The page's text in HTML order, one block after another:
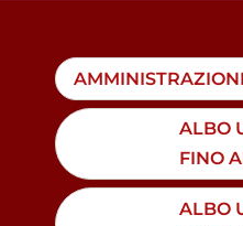
ALBO
FINO
ALBO